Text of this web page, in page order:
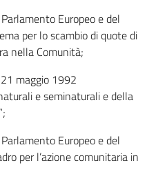
Europeo e del
per lo scambio di quote di
nella Comunità;
maggio 1992
e seminaturali e della
Europeo e del
per l’azione comunitaria in